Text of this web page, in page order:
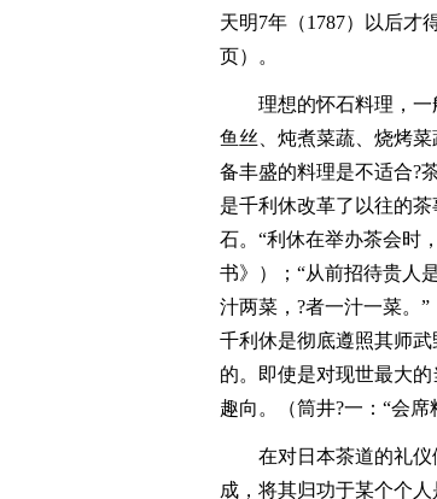
天明7年（1787）以后才
页）。
理想的怀石料理，
鱼丝、炖煮菜蔬、烧烤
备丰盛的料理是不适合?
是千利休改革了以往的
石。“利休在举办茶会时
书》）；“从前招待贵人
汁两菜，?者一汁一菜。
千利休是彻底遵照其师
的。即使是对现世最大
趣向。（筒井?一：“会席
在对日本茶道的礼
成，将其归功于某个个